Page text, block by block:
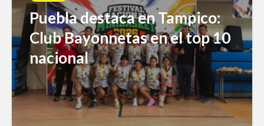
Puebla destaca en Tampico:
Club Bayonnetas en el top 10
nacional